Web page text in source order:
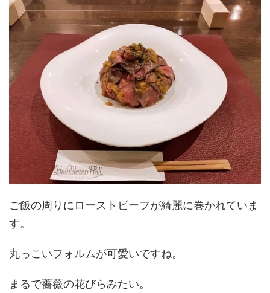
ご飯の周りにローストビーフが綺麗に巻かれていま
す。
丸っこいフォルムが可愛いですね。
まるで薔薇の花びらみたい。